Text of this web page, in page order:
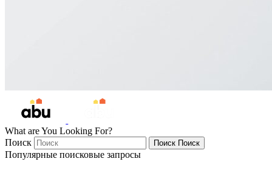
What are You Looking For?
Поиск
Поиск Поиск
Популярные поисковые запросы